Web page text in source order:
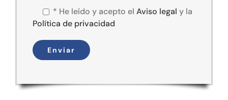
* He leído y acepto el Aviso legal y la
Política de privacidad